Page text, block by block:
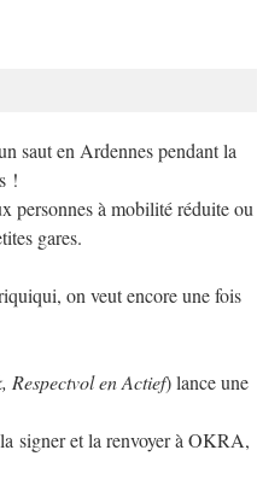
saut en Ardennes pendant la
!
personnes à mobilité réduite ou
gares.
on veut encore une fois
Respectvol en Actief) lance une
signer et la renvoyer à OKRA,